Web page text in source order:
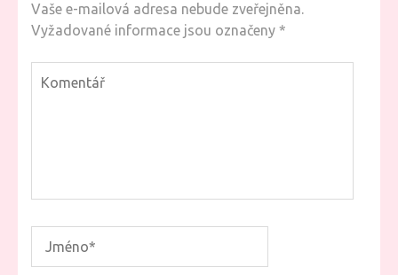
Vaše e-mailová adresa nebude zveřejněna.
Vyžadované informace jsou označeny *